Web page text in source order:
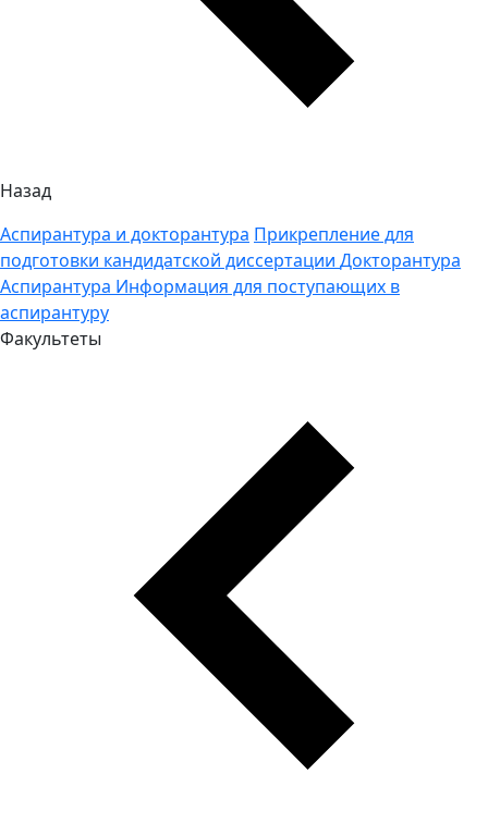
Назад
Аспирантура и докторантура Прикрепление для
подготовки кандидатской диссертации Докторантура
Аспирантура Информация для поступающих в
аспирантуру
Факультеты